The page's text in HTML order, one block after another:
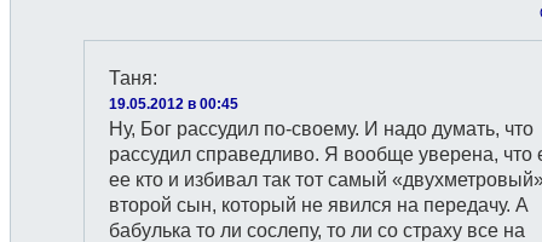
Таня:
19.05.2012 в 00:45
Ну, Бог рассудил по-своему. И надо думать, что
рассудил справедливо. Я вообще уверена, что
ее кто и избивал так тот самый
второй сын, который не явился на передачу. А
бабулька то ли сослепу, то ли со страху все на